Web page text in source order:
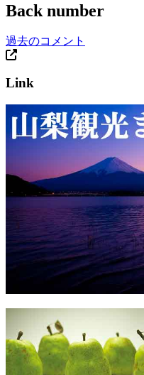
Back number
過去のコメント
Link